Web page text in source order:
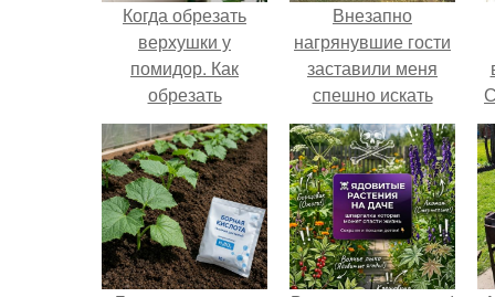
Когда обрезать
верхушки у
помидор. Как
обрезать
помидоры: все
подробности
процедуры
Внезапно
нагрянувшие гости
заставили меня
спешно искать
решение, так как на
обстоятельный
ремонт времени
катастрофически не
хватало.